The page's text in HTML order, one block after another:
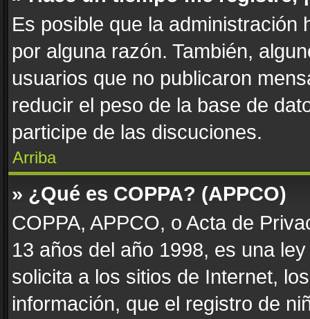
Es posible que la
por alguna razón. También,
usuarios que no publicaron
reducir el peso de la base de
participe de las discuciones.
Arriba
» ¿Qué es COPPA? (APPCO)
COPPA, APPCO, o Acta de
13 años del año 1998, es una
solicita a los sitios de Internet,
información, que el registro de